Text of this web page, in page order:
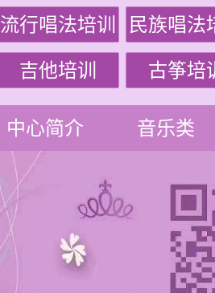
流行唱法培训 民族唱法
吉他培训 古筝培
中心简介 音乐类